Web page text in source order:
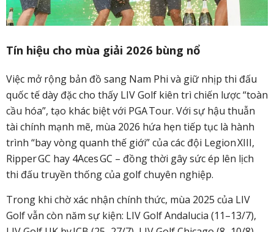
Tín hiệu cho mùa giải 2026 bùng nổ
Việc mở rộng bản đồ sang Nam Phi và giữ nhịp thi đấu
quốc tế dày đặc cho thấy LIV Golf kiên trì chiến lược “toàn
cầu hóa”, tạo khác biệt với PGA Tour. Với sự hậu thuẫn
tài chính mạnh mẽ, mùa 2026 hứa hẹn tiếp tục là hành
trình “bay vòng quanh thế giới” của các đội Legion XIII,
Ripper GC hay 4Aces GC – đồng thời gây sức ép lên lịch
thi đấu truyền thống của golf chuyên nghiệp.
Trong khi chờ xác nhận chính thức, mùa 2025 của LIV
Golf vẫn còn năm sự kiện: LIV Golf Andalucia (11–13/7),